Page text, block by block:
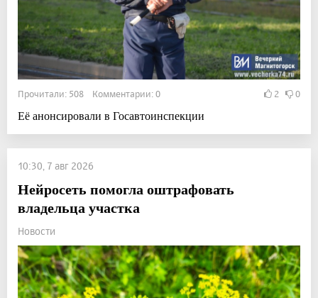
Прочитали: 508 Комментарии: 0 2 0
Её анонсировали в Госавтоинспекции
10:30, 7 авг 2026
Нейросеть помогла оштрафовать
владельца участка
Новости